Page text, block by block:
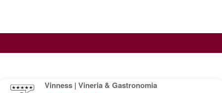
Vinness | Vineria & Gastronomia